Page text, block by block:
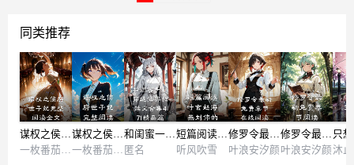
同类推荐
谋权之侯府世子妃完整阅读全文
一枚番茄西红柿
谋权之侯府世子妃完整阅读
一枚番茄西红柿
和闺蜜一起穿进仙界救赎文合集471精品篇
匿名
短篇阅读叶玄赵海燕刘伟的
听风吹雪
修罗令最新免费章节在线阅读
叶浪安汐颜
修罗令最新免费章节阅读
叶浪安汐颜沐